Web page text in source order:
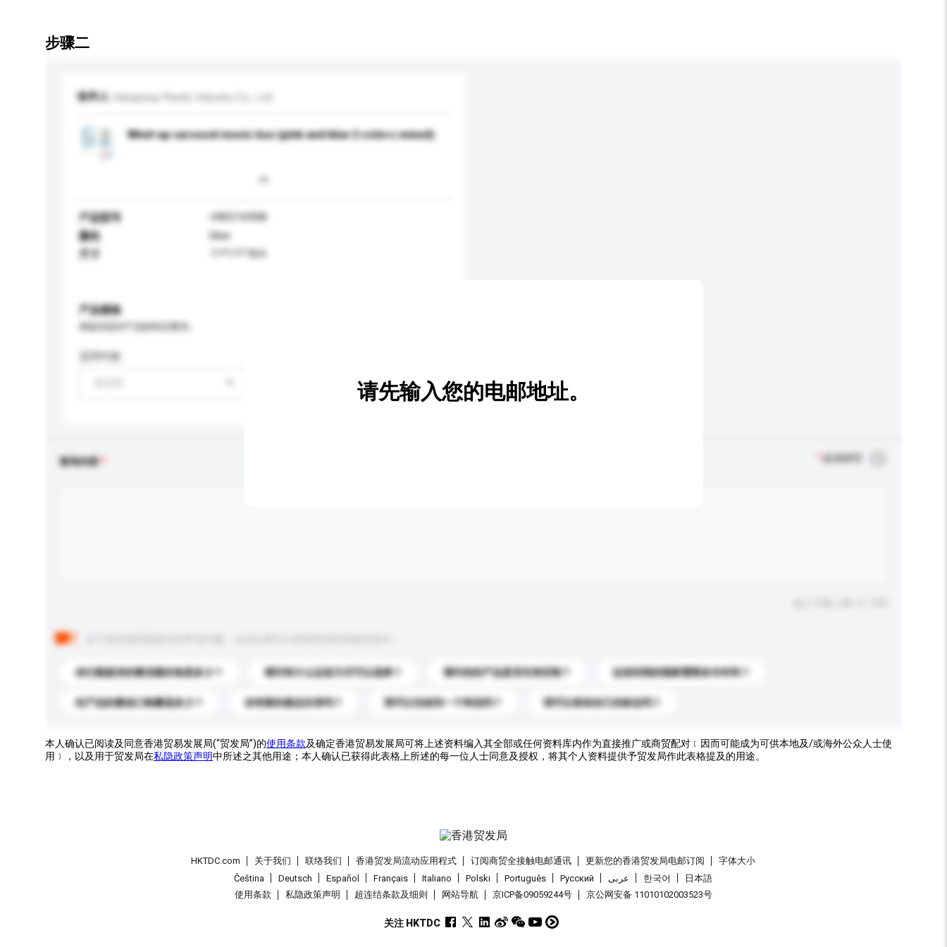
步骤二
收件人 Hangwing Plastic Industry Co., Ltd.
Wind-up carousel music box (pink and blue 2 colors mixed)
产品型号
HWD16908
颜色
blue
11*11*18.6
产品规格
适用年龄
新增/删除选项
查询内容 必须填写
你们能提供的最优惠价格是多少？ 请问有什么运送方式可以选择？ 请问你的产品是否支持定制？ 运送到我的国家需要多长时间？
此产品的最低订购量是多少？ 你有新的產品目录吗？ 我可以先收到一个样品吗？ 我可以添加自己的标志吗？
请先输入您的电邮地址。
本人确认已阅读及同意香港贸易发展局(“贸发局”)的使用条款及确定香港贸易发展局可将上述资料编入其全部或任何资料库内作为直接推广或商贸配对﹝因而可能成为可供本地及/或海外公众人士使
用﹞，以及用于贸发局在私隐政策声明中所述之其他用途；本人确认已获得此表格上所述的每一位人士同意及授权，将其个人资料提供予贸发局作此表格提及的用途。
HKTDC.com 关于我们 联络我们 香港贸发局流动应用程式 订阅商贸全接触电邮通讯 更新您的香港贸发局电邮订阅
字体大小
Čeština
Deutsch Español Français Italiano Polski Português Pусский عربى 한국어
日本語
使用条款
私隐政策声明 超连结条款及细则 网站导航 京ICP备09059244号 京公网安备 11010102003523号
关注 HKTDC